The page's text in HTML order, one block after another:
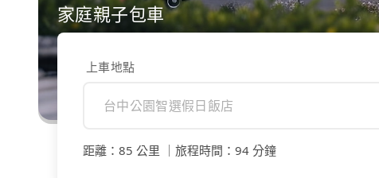
家庭親子包車
上車地點
距離 ： 85 公里 旅程時間 ： 94 分鐘